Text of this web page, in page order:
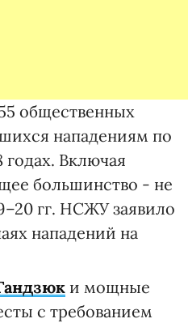
общественных
нападениям по
годах. Включая
большинство - не
гг. НСЖУ заявило
нападений на
и мощные
с требованием